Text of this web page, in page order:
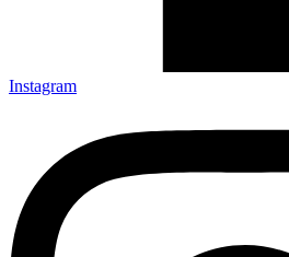
Instagram